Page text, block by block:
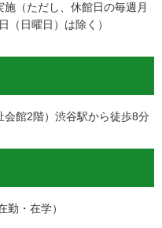
（ただし、休館日の毎週月
（日曜日）は除く）
館2階）渋谷駅から徒歩8分
・在学）